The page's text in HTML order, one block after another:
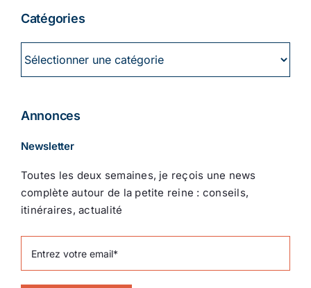
Catégories
Annonces
Newsletter
Toutes les deux semaines, je reçois une news
complète autour de la petite reine : conseils,
itinéraires, actualité